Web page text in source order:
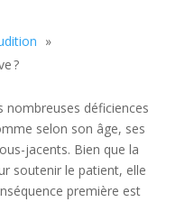
?
nombreuses déficiences
selon son âge, ses
jacents. Bien que la
soutenir le patient, elle
première est